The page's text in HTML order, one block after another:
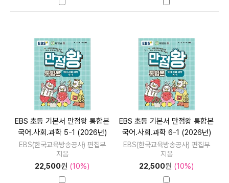
EBS 초등 기본서 만점왕 통합본
국어.사회.과학 5-1 (2026년)
EBS(한국교육방송공사) 편집부
지음
22,500원 (10%)
EBS 초등 기본서 만점왕 통합본
국어.사회.과학 6-1 (2026년)
EBS(한국교육방송공사) 편집부
지음
22,500원 (10%)